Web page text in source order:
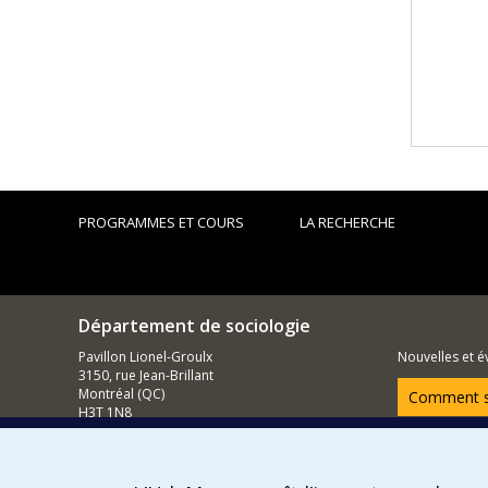
PROGRAMMES ET COURS LA RECHERCHE
Département de sociologie
Pavillon Lionel-Groulx
3150, rue Jean-Brillant
Montréal (QC)
H3T 1N8
Nouvelles et
Comment